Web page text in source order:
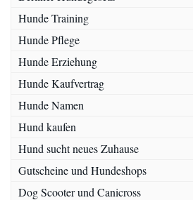
Hunde Training
Hunde Pflege
Hunde Erziehung
Hunde Kaufvertrag
Hunde Namen
Hund kaufen
Hund sucht neues Zuhause
Gutscheine und Hundeshops
Dog Scooter und Canicross